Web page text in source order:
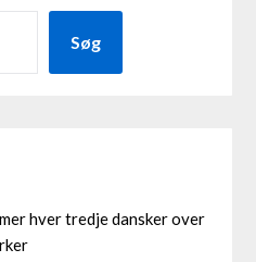
Søg
hver tredje dansker over